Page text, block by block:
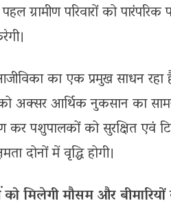
ग्रामीण परिवारों को
का एक प्रमुख साधन
अक्सर आर्थिक नुकसान का
पशुपालकों को सुरक्षित एवं
दोनों में वृद्धि होगी।